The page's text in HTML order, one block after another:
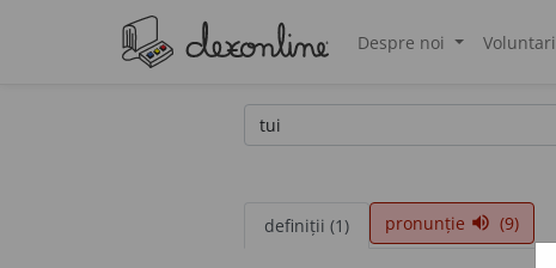
Despre noi Voluntari
definiții (1) pronunție volume_up (9)